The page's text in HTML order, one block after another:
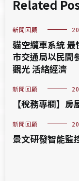
Related
新聞回顧
貓空纜車系統
市交通局以民間
觀光 活絡經濟
新聞回顧
【稅務專欄】
新聞回顧
景文研發智能監